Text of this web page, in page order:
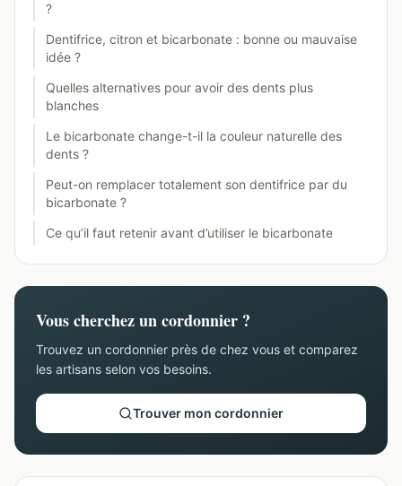
?
Dentifrice, citron et bicarbonate : bonne ou mauvaise
idée ?
Quelles alternatives pour avoir des dents plus
blanches
Le bicarbonate change-t-il la couleur naturelle des
dents ?
Peut-on remplacer totalement son dentifrice par du
bicarbonate ?
Ce qu’il faut retenir avant d’utiliser le bicarbonate
Vous cherchez un cordonnier ?
Trouvez un cordonnier près de chez vous et comparez
les artisans selon vos besoins.
Trouver mon cordonnier